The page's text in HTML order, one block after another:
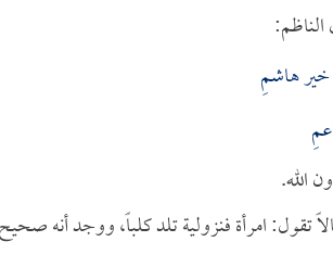
هاشمِ
الله.
تقول: امرأة فنزولية تلد كلباً، ووجد أنه